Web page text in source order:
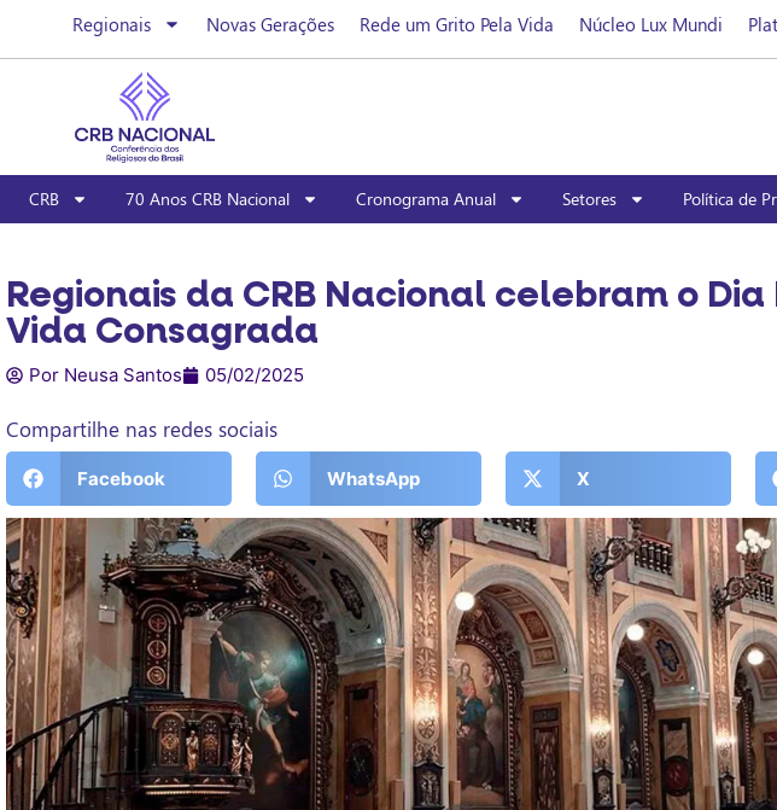
Regionais Novas Gerações Rede um Grito Pela Vida Núcleo Lux Mundi
CRB 70 Anos CRB Nacional Cronograma Anual Setores Política de
Regionais da CRB Nacional celebram o
Vida Consagrada
Por Neusa Santos 05/02/2025
Compartilhe nas redes sociais
Facebook WhatsApp X